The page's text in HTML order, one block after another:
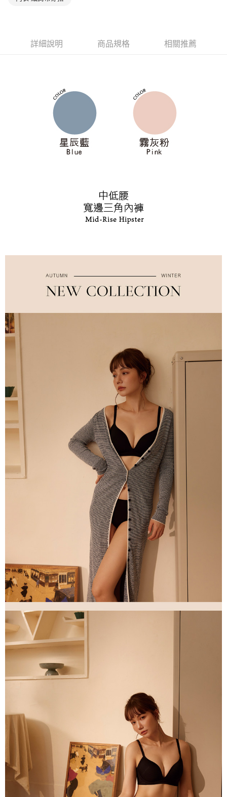
任。
５．嚴禁一人註冊多個帳號或使用他人資訊註冊。若發現惡意使用之情形，
恩沛科技股份有限公司將有權停止該用戶之使用額度並採取法律行動。
詳細說明 商品規格 相關推薦